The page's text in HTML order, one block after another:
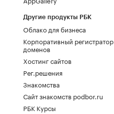
Другие продукты РБК
Облако для бизнеса
Корпоративный регистратор
доменов
Хостинг сайтов
Рег.решения
Знакомства
Сайт знакомств podbor.ru
РБК Курсы